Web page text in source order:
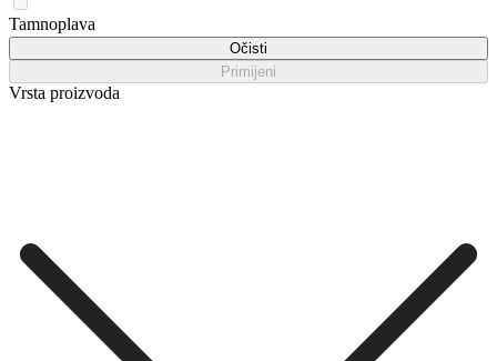
Tamnoplava
Očisti
Primijeni
Vrsta proizvoda